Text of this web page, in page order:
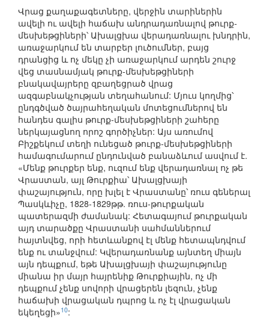
Վրաց քաղաքագետները, վերջին տարիներին
ավելի ու ավելի հաճախ անդրադառնալով թուրք-
մեսխեթցիների՝ Ախալցխա վերադառնալու խնդրին,
առաջարկում են տարբեր լուծումներ, բայց
դրանցից և ոչ մեկը չի առաջարկում արդեն շուրջ
վեց տասնամյակ թուրք-մեսխեթցիների
բնակավայրերը զբաղեցրած վրաց
ազգաբնակչության տեղահանում: Մյուս կողմից՝
ընդգծված ծայրահեղական մոտեցումներով են
հանդես գալիս թուրք-մեսխեթցիների շահերը
ներկայացնող որոշ գործիչներ: Այս առումով
Բիշքեկում տեղի ունեցած թուրք-մեսխեթցիների
համագումարում ընդունված բանաձևում ասվում է.
«Մենք թուրքեր ենք, ուզում ենք վերադառնալ ոչ թե
Վրաստան, այլ Թուրքիա՝ Ախալցխայի
փաշայություն, որը խլել է Վրաստանը՝ ռուս գեներալ
Պասկևիչը, 1828-1829թթ. ռուս-թուրքական
պատերազմի ժամանակ: Հետագայում թուրքական
այդ տարածքը Վրաստանի սահմաններում
հայտնվեց, որի հետևանքով էլ մենք հետապնդվում
ենք ու տանջվում: Կվերադառնանք այնտեղ միայն
այն դեպքում, եթե Ախալցխայի փաշայությունը
միանա իր մայր հայրենիք Թուրքիային, ոչ մի
դեպքում չենք սովորի վրացերեն լեզուն, չենք
հաճախի վրացական դպրոց և ոչ էլ վրացական
եկեղեցի»10: